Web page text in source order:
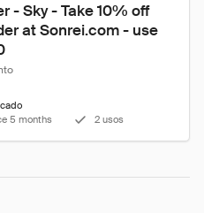
- Sky - Take 10% off
at Sonrei.com - use
5 months
2 usos